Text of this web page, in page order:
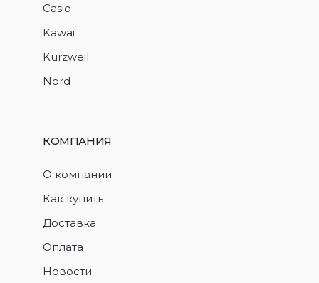
Casio
Kawai
Kurzweil
Nord
КОМПАНИЯ
О компании
Как купить
Доставка
Оплата
Новости